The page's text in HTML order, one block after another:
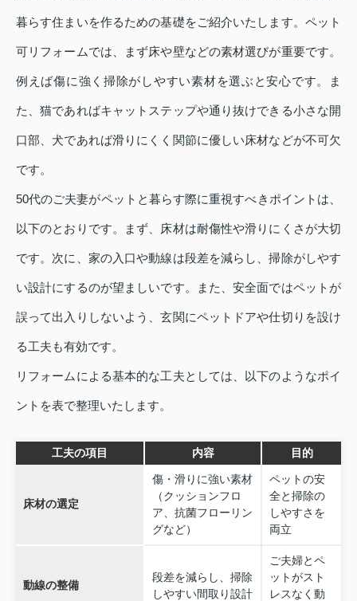
暮らす住まいを作るための基礎をご紹介いたします。ペット
可リフォームでは、まず床や壁などの素材選びが重要です。
例えば傷に強く掃除がしやすい素材を選ぶと安心です。ま
た、猫であればキャットステップや通り抜けできる小さな開
口部、犬であれば滑りにくく関節に優しい床材などが不可欠
です。
50代のご夫妻がペットと暮らす際に重視すべきポイントは、
以下のとおりです。まず、床材は耐傷性や滑りにくさが大切
です。次に、家の入口や動線は段差を減らし、掃除がしやす
い設計にするのが望ましいです。また、安全面ではペットが
誤って出入りしないよう、玄関にペットドアや仕切りを設け
る工夫も有効です。
リフォームによる基本的な工夫としては、以下のようなポイ
ントを表で整理いたします。
工夫の項目 内容 目的
床材の選定
傷・滑りに強い素材
（クッションフロ
ア、抗菌フローリン
グなど）
ペットの安
全と掃除の
しやすさを
両立
動線の整備
段差を減らし、掃除
しやすい間取り設計
ご夫婦とペ
ットがスト
レスなく動